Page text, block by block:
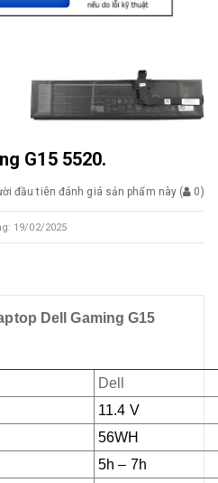
G15 5520.
đầu tiên đánh giá sản phẩm này ( 0)
19/02/2025
Dell Gaming G15
Dell
11.4 V
56WH
5h – 7h